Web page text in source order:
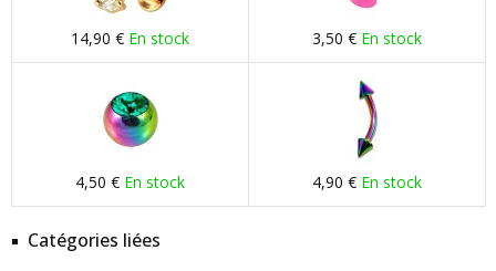
14,90 € En stock 3,50 € En stock
4,50 € En stock 4,90 € En stock
Catégories liées